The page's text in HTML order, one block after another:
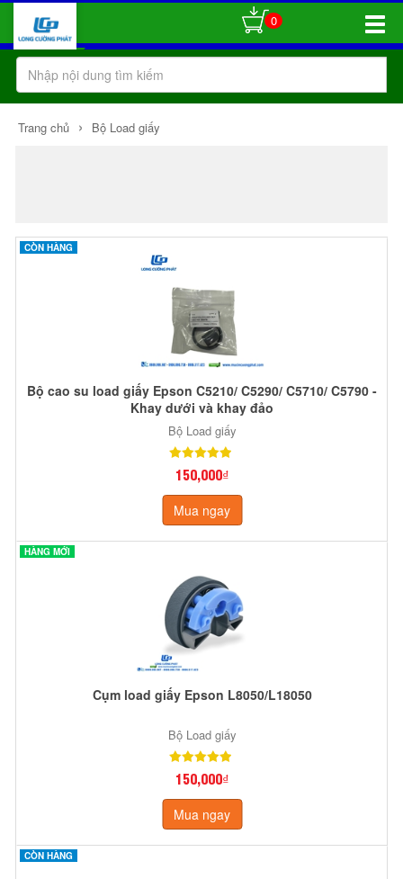
Toggle
0
Trang chủ › Bộ Load giấy
CÒN HÀNG
Bộ cao su load giấy Epson C5210/ C5290/ C5710/ C5790 -
Khay dưới và khay đảo
Bộ Load giấy
150,000₫
Mua ngay
HÀNG MỚI
Cụm load giấy Epson L8050/L18050
Bộ Load giấy
150,000₫
Mua ngay
CÒN HÀNG